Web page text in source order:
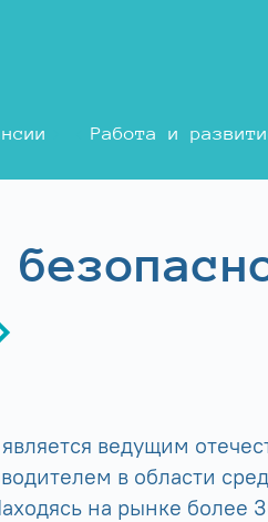
Работа и
ведущим
в области
на рынке более